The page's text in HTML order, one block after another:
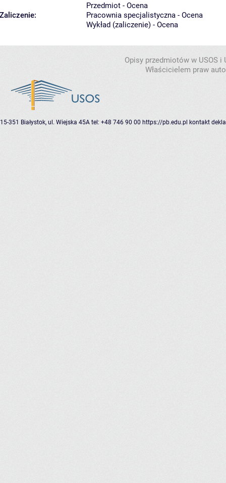
Zaliczenie:
Przedmiot - Ocena
Pracownia specjalistyczna - Ocena
Wykład (zaliczenie) - Ocena
Opisy przedmiotów w USOS
Właścicielem praw
15-351 Białystok, ul. Wiejska 45A tel: +48 746 90 00 https://pb.edu.pl kontakt